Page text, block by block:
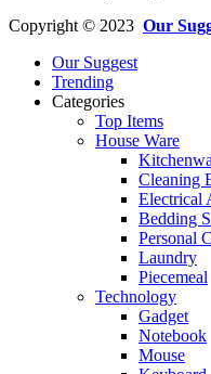
Copyright © 2023 Our
Our Suggest
Trending
Categories
Top Items
House Ware
Cleaning
Electrical
Bedding
Personal
Laundry
Piecemeal
Technology
Gadget
Notebook
Mouse